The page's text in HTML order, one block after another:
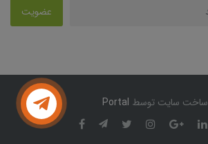
عضویت
ساخت سایت توسط Portal